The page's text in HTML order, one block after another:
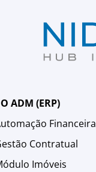
ADM (ERP)
Financeira
Contratual
Imóveis